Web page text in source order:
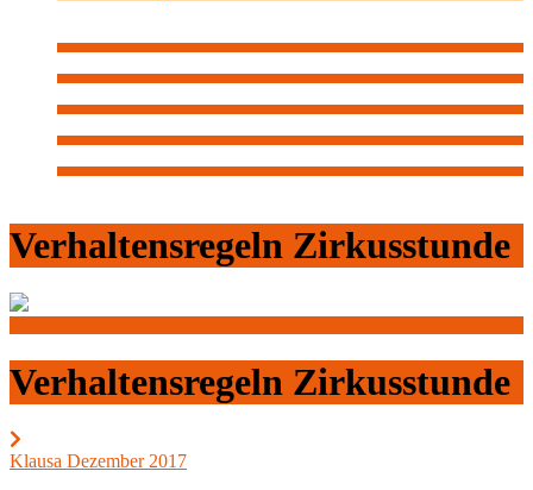
Verhaltensregeln Zirkusstunde
Verhaltensregeln Zirkusstunde
Klausa Dezember 2017